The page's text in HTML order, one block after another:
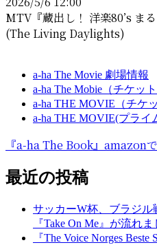
MTV『蔵出し！ 洋楽80’s ま
(The Living Daylights)
a-ha The Movie 劇場情報
a-ha The Mobie（チケッ
a-ha THE MOVIE（チケ
a-ha THE MOVIE(プライ
『a-ha The Book』amazon
最近の投稿
サッカーW杯、ブラジル
『Take On Me』が流れま
『The Voice Norges